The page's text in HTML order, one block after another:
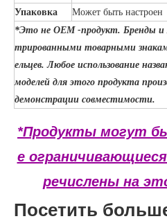
Упаковка
Может быть настроен
*Это не OEM -продукт. Бренды и
трированными товарными
ельцев. Любое использование
моделей для этого продукта
демонстрации совместимости.
*Продукты могут
е
речислены на
Посетить